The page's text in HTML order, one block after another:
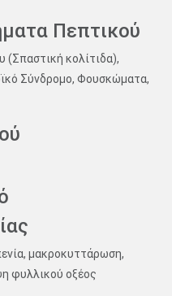
Πεπτικού
(Σπαστική κολίτιδα),
Σύνδρομο, Φουσκώματα,
μακροκυττάρωση,
φυλλικού οξέος